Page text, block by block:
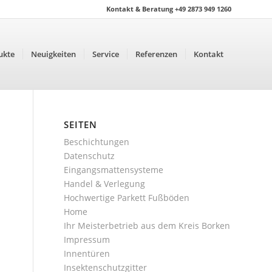
Kontakt & Beratung +49 2873 949 1260
Neuigkeiten Service Referenzen Kontakt
SEITEN
Beschichtungen
Datenschutz
Eingangsmattensysteme
Handel & Verlegung
Hochwertige Parkett Fußböden
Home
Ihr Meisterbetrieb aus dem Kreis Borken
Impressum
Innentüren
Insektenschutzgitter